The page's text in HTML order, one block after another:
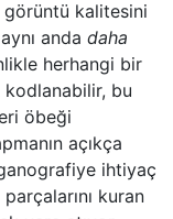
görüntü kalitesini
anda daha
herhangi bir
bu
öbeği
açıkça
ihtiyaç
kuran